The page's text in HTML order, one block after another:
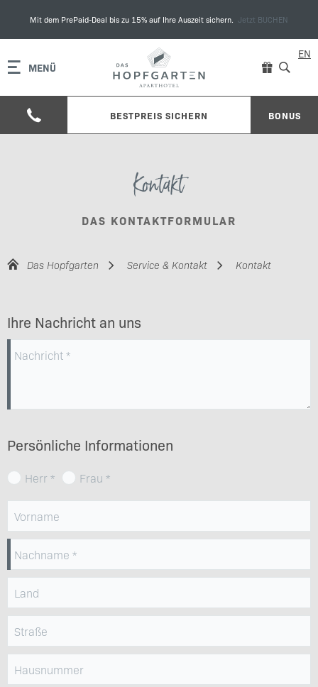
Mit dem PrePaid-Deal bis zu 15% auf Ihre Auszeit sichern. Jetzt BUCHEN
MENÜ
BESTPREIS SICHERN BONUS
EN
Kontakt
DAS KONTAKTFORMULAR
Das Hopfgarten Service & Kontakt Kontakt
Ihre Nachricht an uns
Nachricht
Persönliche Informationen
Herr Frau
Vorname
Nachname
Land
Straße
Hausnummer